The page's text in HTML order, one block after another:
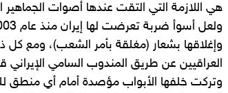
هي اللازمة التي التقت عندها أصوات
وإغلاقها بشعار (مغلقة بأمر الشعب)، ومع كل
العراقيين عن طريق المندوب السامي الإيراني
وتركت خلفها الأبواب مؤصدة أمام أي منطق